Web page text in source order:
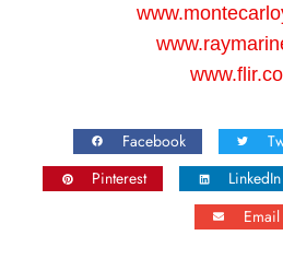
Facebook
Pinterest
LinkedIn
Email